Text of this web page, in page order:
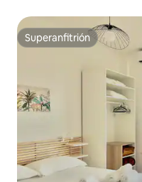
Superanfitrión
Superanfitrión